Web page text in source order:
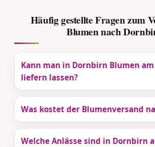
Häufig gestellte Fragen zum
Blumen nach
Kann man in Dornbirn Blumen am
liefern lassen?
Was kostet der Blumenversand
Welche Anlässe sind in Dornbirn